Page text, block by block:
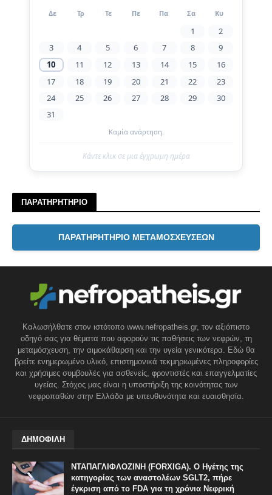
Δε Τρ Τε Πε Πα Σα Κυ
1
2
3
4 5 6 7 8
9
10
11 12 13 14 15
16
17
18 19 20 21 22
23
24
25 26 27 28 29
30
31
Καμία ανάρτηση.
Κάντε κλικ σε μια έγχρωμη ημέρα
ΠΑΡΑΤΗΡΗΤΗΡΙΟ
ΠΑΡΑΤΗΡΗΤΗΡΙΟ ΜΕΤΑΜΟΣΧΕΥΣΕΩΝ
Καλωσήλθατε στον ιστότοπο www.nefropatheis.gr, τον αξιόπιστο
οδηγό σας για θέματα που αφορούν τις παθήσεις των νεφρών, τη
μεταμόσχευση, την αιμοκάθαρση και την υγεία γενικότερα. Εδώ θα
βρείτε ενημερωμένο υλικό, επιστημονικά τεκμηριωμένες πληροφορίες
και χρήσιμες συμβουλές για ασθενείς, φροντιστές και επαγγελματίες
υγείας. Στόχος μας είναι η υποστήριξη της κοινότητας των
νεφροπαθών στην Ελλάδα με υπευθυνότητα και ευαισθησία.
ΔΗΜΟΦΙΛΗ
ΝΤΑΠΑΓΛΙΦΛΟΖΙΝΗ (FORXIGA). Ο Ηγέτης της
κατηγορίας των αναστολέων SGLT2, πήρε
έγκριση από το FDA για τη χρόνια Νεφρική